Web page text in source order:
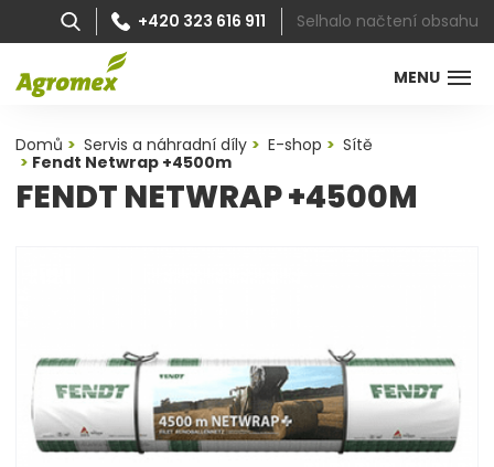
MENU
+420 323 616 911 Selhalo načtení obsahu
Domů Servis a náhradní díly E-shop
Sítě
Fendt Netwrap +4500m
FENDT NETWRAP +4500M